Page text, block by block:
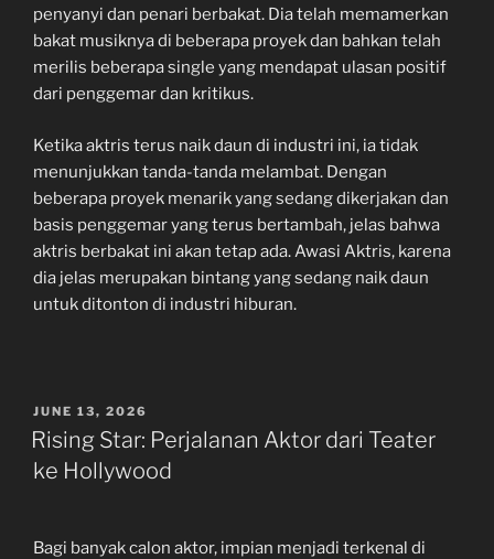
penyanyi dan penari berbakat. Dia telah memamerkan
bakat musiknya di beberapa proyek dan bahkan telah
merilis beberapa single yang mendapat ulasan positif
dari penggemar dan kritikus.
Ketika aktris terus naik daun di industri ini, ia tidak
menunjukkan tanda-tanda melambat. Dengan
beberapa proyek menarik yang sedang dikerjakan dan
basis penggemar yang terus bertambah, jelas bahwa
aktris berbakat ini akan tetap ada. Awasi Aktris, karena
dia jelas merupakan bintang yang sedang naik daun
untuk ditonton di industri hiburan.
POSTED
ON
JUNE 13, 2026
Rising Star: Perjalanan Aktor dari Teater
ke Hollywood
Bagi banyak calon aktor, impian menjadi terkenal di